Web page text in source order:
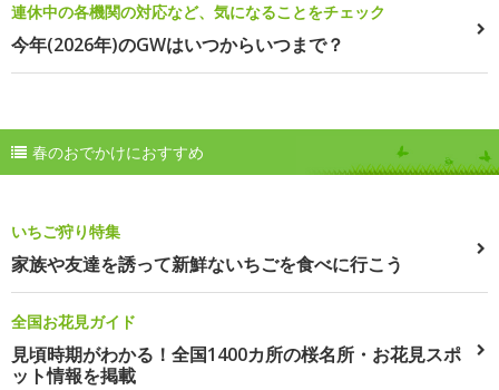
連休中の各機関の対応など、気になることをチェック
今年(2026年)のGWはいつからいつまで？
春のおでかけにおすすめ
いちご狩り特集
家族や友達を誘って新鮮ないちごを食べに行こう
全国お花見ガイド
見頃時期がわかる！全国1400カ所の桜名所・お花見スポ
ット情報を掲載